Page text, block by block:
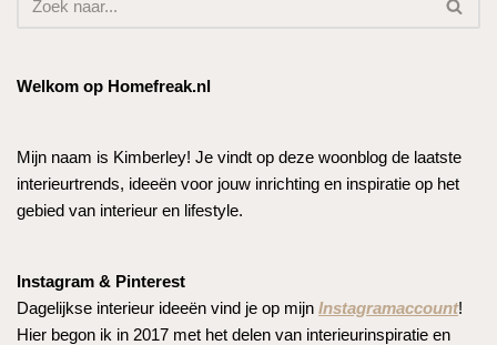
Welkom op Homefreak.nl
Mijn naam is Kimberley! Je vindt op deze woonblog de laatste
interieurtrends, ideeën voor jouw inrichting en inspiratie op het
gebied van interieur en lifestyle.
Instagram & Pinterest
Dagelijkse interieur ideeën vind je op mijn Instagramaccount!
Hier begon ik in 2017 met het delen van interieurinspiratie en